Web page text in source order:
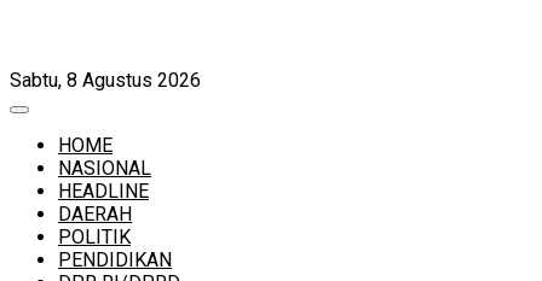
Sabtu, 8 Agustus 2026
HOME
NASIONAL
HEADLINE
DAERAH
POLITIK
PENDIDIKAN